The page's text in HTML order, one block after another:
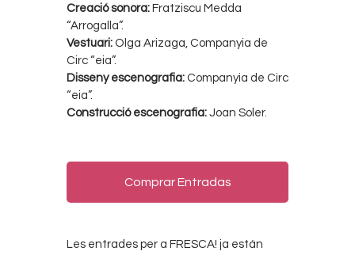
Creació sonora: Fratziscu Medda
“Arrogalla”.
Vestuari: Olga Arizaga, Companyia de
Circ “eia”.
Disseny escenografia: Companyia de Circ
“eia”.
Construcció escenografia: Joan Soler.
Comprar Entradas
Les entrades per a FRESCA! ja están